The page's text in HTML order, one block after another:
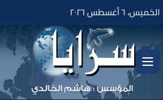
الخميس، ٦ أغسطس ٢٠٢٦